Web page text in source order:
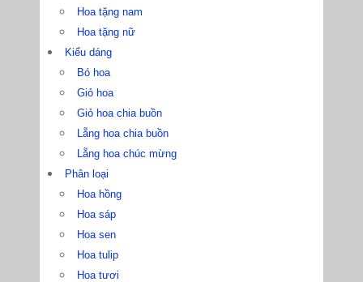
Hoa tặng nam
Hoa tặng nữ
Kiểu dáng
Bó hoa
Giỏ hoa
Giỏ hoa chia buồn
Lẵng hoa chia buồn
Lẵng hoa chúc mừng
Phân loại
Hoa hồng
Hoa sáp
Hoa sen
Hoa tulip
Hoa tươi